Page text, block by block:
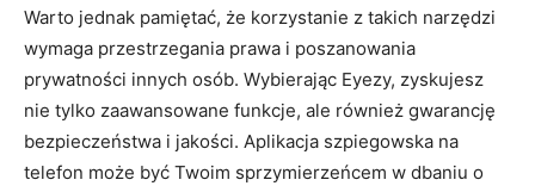
Warto jednak pamiętać, że korzystanie z takich narzędzi
wymaga przestrzegania prawa i poszanowania
prywatności innych osób. Wybierając Eyezy, zyskujesz
nie tylko zaawansowane funkcje, ale również gwarancję
bezpieczeństwa i jakości. Aplikacja szpiegowska na
telefon może być Twoim sprzymierzeńcem w dbaniu o